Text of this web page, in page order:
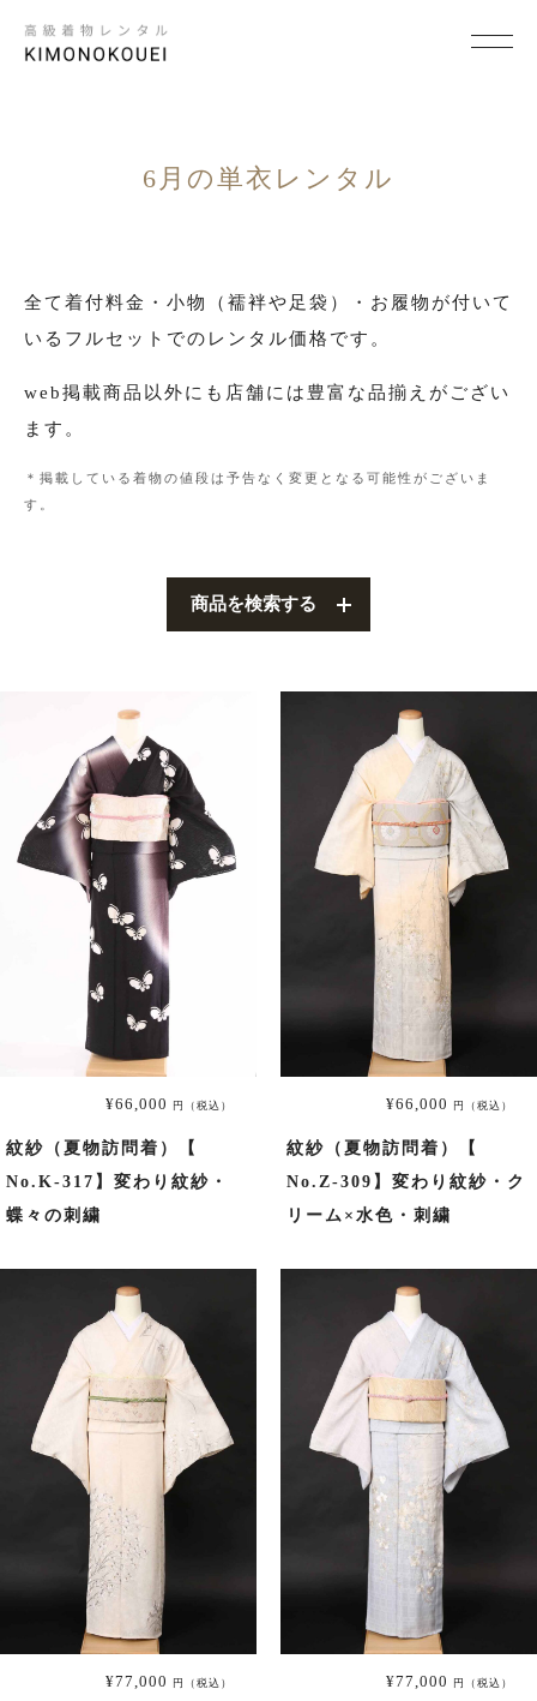
結納
卒入学式・卒入園式
パーティ・ビジネス
観劇・お茶会・街歩き
着物の種類から探す
訪問着（袷）
プラン・料金
訪問着の商品一覧へ
振袖
プラン・料金
振袖の商品一覧へ
色留袖
プラン・料金
色留袖の商品一覧へ
大きいサイズ一覧へ
6月の単衣レンタル
全て着付料金・小物（襦袢や足袋）・お履物が付いて
いるフルセットでのレンタル価格です。
web掲載商品以外にも店舗には豊富な品揃えがござい
ます。
＊掲載している着物の値段は予告なく変更となる可能性がございま
す。
商品を検索する
¥66,000 円（税込）
紋紗（夏物訪問着）【
No.K-317】変わり紋紗・
蝶々の刺繍
¥66,000 円（税込）
紋紗（夏物訪問着）【
No.Z-309】変わり紋紗・ク
リーム×水色・刺繍
¥77,000 円（税込） ¥77,000 円（税込）